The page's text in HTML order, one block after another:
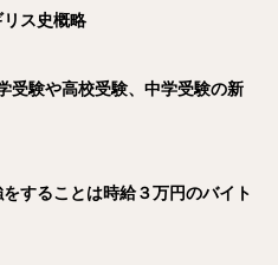
ス史概略
受験や高校受験、中学受験の新
することは時給３万円のバイト